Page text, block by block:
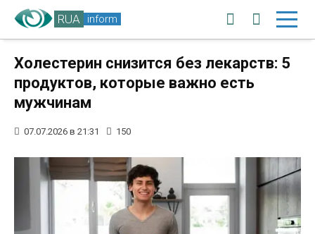
RUA inform
Холестерин снизится без лекарств: 5
продуктов, которые важно есть
мужчинам
07.07.2026 в 21:31 150